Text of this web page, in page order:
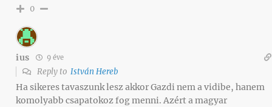
0
ius 9 éve
Reply to István Hereb
Ha sikeres tavaszunk lesz akkor Gazdi nem a vidibe, hanem
komolyabb csapatokoz fog menni. Azért a magyar